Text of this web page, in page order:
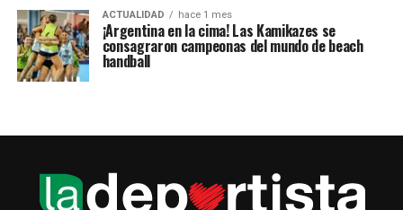
ACTUALIDAD hace 1 mes
¡Argentina en la cima! Las Kamikazes se
consagraron campeonas del mundo de beach
handball